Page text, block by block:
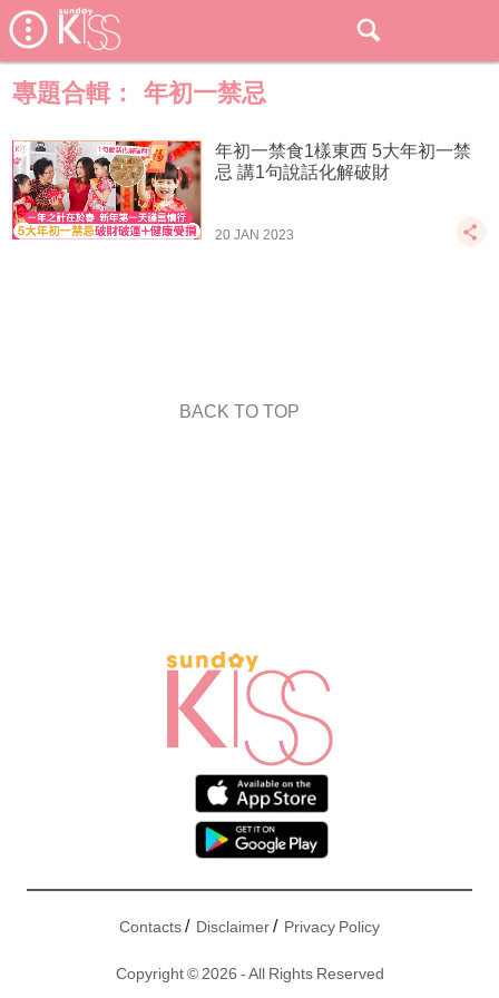
專題合輯： 年初一禁忌
年初一禁食1樣東西 5大年初一禁
忌 講1句說話化解破財
20 JAN 2023
BACK TO TOP
Contacts/ Disclaimer/ Privacy Policy
Copyright © 2026 - All Rights Reserved